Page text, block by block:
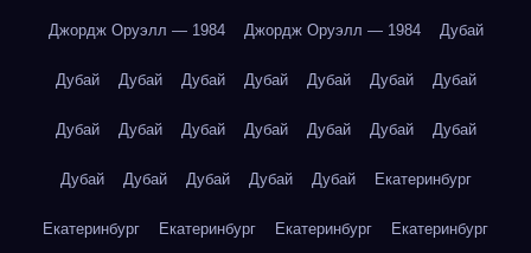
Джордж Оруэлл — 1984 Джордж Оруэлл — 1984 Дубай
Дубай Дубай Дубай Дубай Дубай Дубай Дубай
Дубай Дубай Дубай Дубай Дубай Дубай Дубай
Дубай Дубай Дубай Дубай Дубай Екатеринбург
Екатеринбург Екатеринбург Екатеринбург Екатеринбург